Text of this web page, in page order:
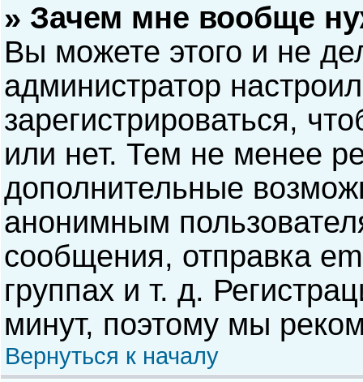
» Зачем мне вообще
Вы можете этого и не
администратор
зарегистрироваться,
или нет. Тем не менее
дополнительные
анонимным
сообщения, отправка
группах и т. д.
минут, поэтому мы
Вернуться к началу